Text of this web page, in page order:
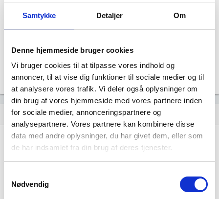
Samtykke Detaljer Om
Denne hjemmeside bruger cookies
Vi bruger cookies til at tilpasse vores indhold og
annoncer, til at vise dig funktioner til sociale medier og til
at analysere vores trafik. Vi deler også oplysninger om
din brug af vores hjemmeside med vores partnere inden
for sociale medier, annonceringspartnere og
analysepartnere. Vores partnere kan kombinere disse
data med andre oplysninger, du har givet dem, eller som
de har indsamlet fra din brug af deres tjenester.
Nødvendig
Status
Aktiv
Uoplyst
Formål
Uoplyst
Tegningsregel
Uoplyst
show_chart Udvikling i antal ansatte
Seafood Brands AS har ikke haft nogen